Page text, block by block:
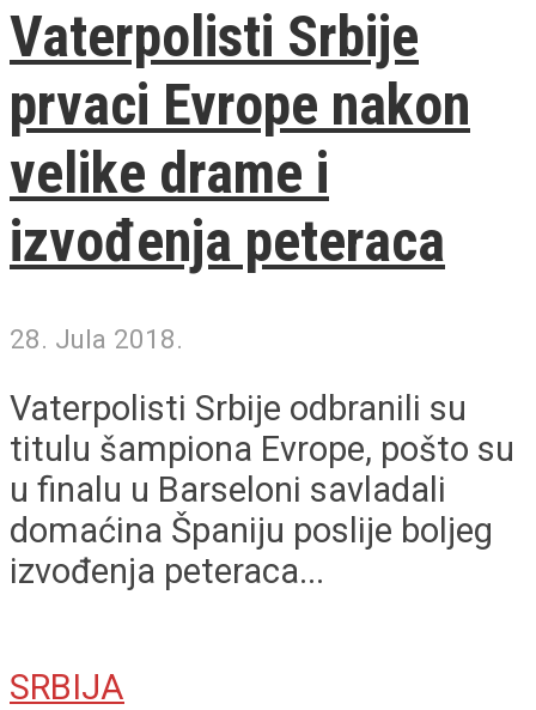
Vaterpolisti Srbije
prvaci Evrope nakon
velike drame i
izvođenja peteraca
28. Jula 2018.
Vaterpolisti Srbije odbranili su
titulu šampiona Evrope, pošto su
u finalu u Barseloni savladali
domaćina Španiju poslije boljeg
izvođenja peteraca...
SRBIJA